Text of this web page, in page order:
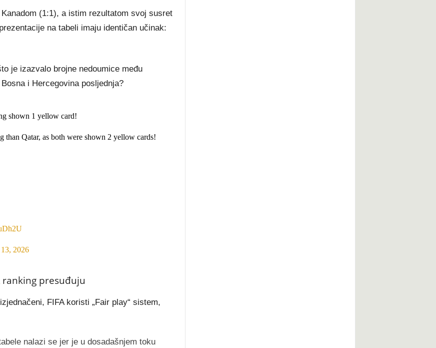
(1:1), a istim rezultatom svoj susret
na tabeli imaju identičan učinak:
je izazvalo brojne nedoumice među
i Hercegovina posljednja?
shown 1 yellow card!
than Qatar, as both were shown 2 yellow cards!
2026
ranking presuđuju
FIFA koristi „Fair play“ sistem,
nalazi se jer je u dosadašnjem toku